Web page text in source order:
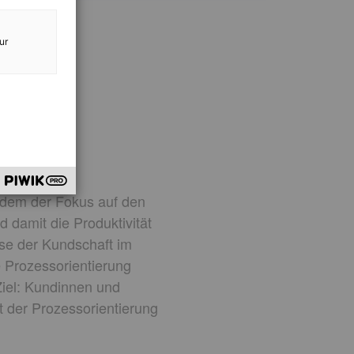
der Fokus auf den
damit die Produktivität
der Kundschaft im
Kundinnen und
Prozessorientierung